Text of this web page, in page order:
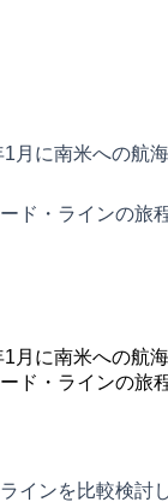
月に南米への航
ド・ラインの
月に南米への航
ド・ラインの旅
インを比較検討